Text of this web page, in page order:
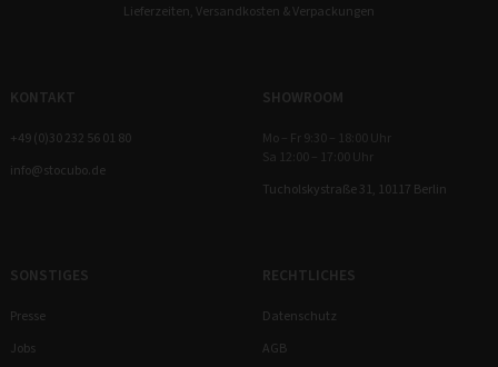
Lieferzeiten, Versandkosten & Verpackungen
KONTAKT
+49 (0)30 232 56 01 80
info@stocubo.de
SHOWROOM
Mo – Fr 9:30 – 18:00 Uhr
Sa 12:00 – 17:00 Uhr
Tucholskystraße 31, 10117 Berlin
SONSTIGES
Presse
Jobs
RECHTLICHES
Datenschutz
AGB